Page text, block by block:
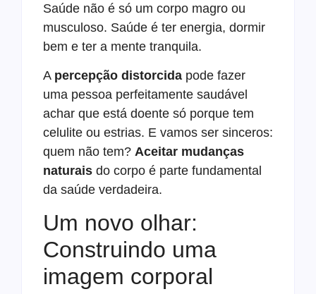
Saúde não é só um corpo magro ou
musculoso. Saúde é ter energia, dormir
bem e ter a mente tranquila.
A percepção distorcida pode fazer
uma pessoa perfeitamente saudável
achar que está doente só porque tem
celulite ou estrias. E vamos ser sinceros:
quem não tem? Aceitar mudanças
naturais do corpo é parte fundamental
da saúde verdadeira.
Um novo olhar:
Construindo uma
imagem corporal